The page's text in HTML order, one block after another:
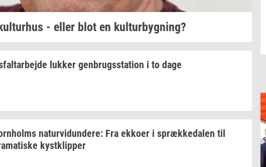
- eller blot en kul­tur­byg­ning?
luk­ker gen­brugs­sta­tion i to dage
na­tur­vi­dun­de­re: Fra ek­ko­er i spræk­ke­da­len til
kyst­klip­per